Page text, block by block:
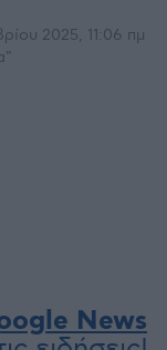
2025, 11:06 πμ
News